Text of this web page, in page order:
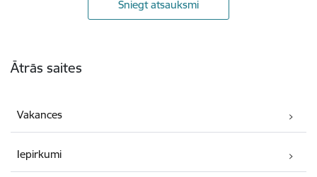
Sniegt atsauksmi
Ātrās saites
Vakances
Iepirkumi